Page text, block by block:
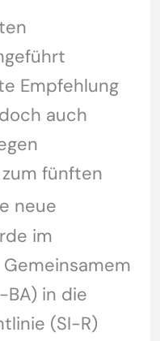
Empfehlung
auch
zum fünften
neue
im
BA) in die
(SI-R)